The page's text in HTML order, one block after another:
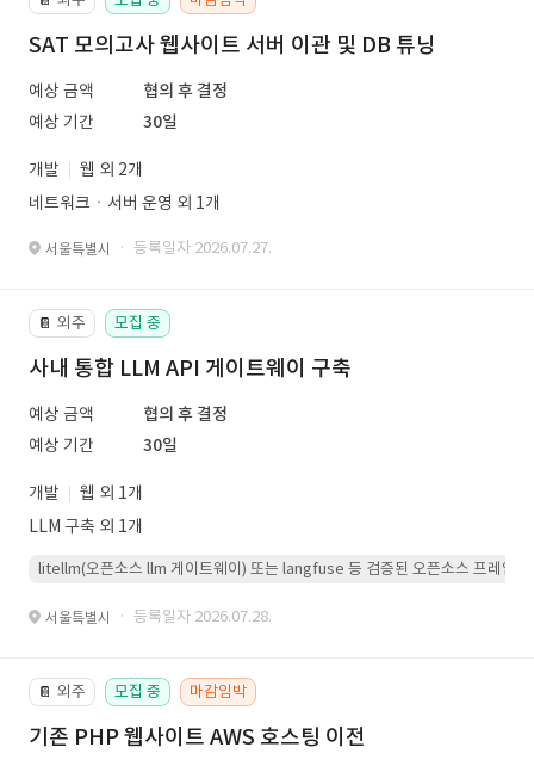
SAT 모의고사 웹사이트 서버 이관 및 DB 튜닝
예상 금액
협의 후 결정
예상 기간
30일
개발
웹 외 2개
네트워크ㆍ서버 운영 외 1개
서울특별시 · 등록일자 2026.07.27.
📔 외주 모집 중
사내 통합 LLM API 게이트웨이 구축
예상 금액
협의 후 결정
예상 기간
30일
개발
웹 외 1개
LLM 구축 외 1개
litellm(오픈소스 llm 게이트웨이) 또는 langfuse 등 검증된 오픈소스 프레임워
서울특별시 · 등록일자 2026.07.28.
📔 외주 모집 중 마감임박
기존 PHP 웹사이트 AWS 호스팅 이전